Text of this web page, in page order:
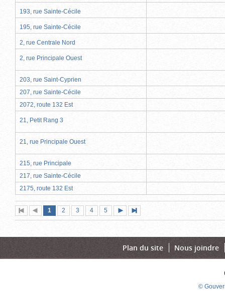
193, rue Sainte-Cécile
195, rue Sainte-Cécile
2, rue Centrale Nord
2, rue Principale Ouest
203, rue Saint-Cyprien
207, rue Sainte-Cécile
2072, route 132 Est
21, Petit Rang 3
21, rue Principale Ouest
215, rue Principale
217, rue Sainte-Cécile
2175, route 132 Est
Première
page
Page
précédente
Page
1 (page
actuelle)
Page
2 Page
3 Page
4 Page
5
suivante
page
Plan du site Nous joindre
©